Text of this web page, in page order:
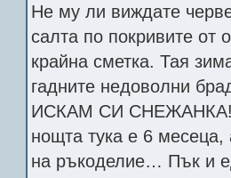
Не му ли виждате
салта по покривите от
крайна сметка. Тая
гадните недоволни
ИСКАМ СИ СНЕЖАНКА!
нощта тука е 6
на ръкоделие… Пък и